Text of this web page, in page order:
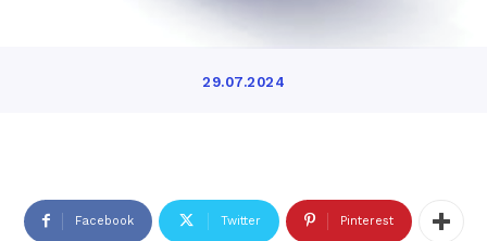
29.07.2024
Facebook Twitter Pinterest